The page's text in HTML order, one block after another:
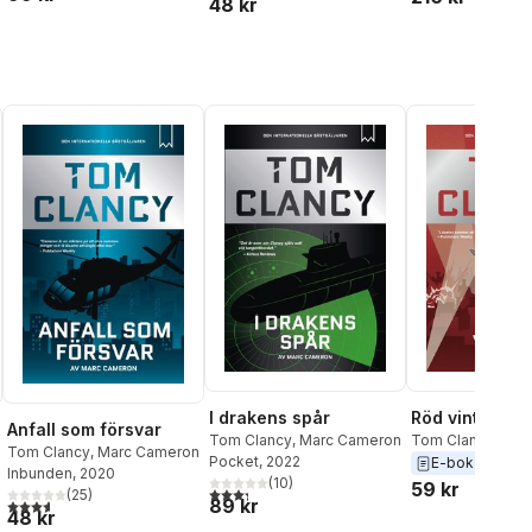
röster:
Anfall som försvar
Tom Clancy, Marc Cameron
Inbunden, 2020
3,6utav 5 stjärnor. Totalt antal röster:
(25)
48 kr
I drakens spår
Tom Clancy, Marc Cameron
Pocket, 2022
3,3utav 5 stjärnor. Totalt antal röster:
(10)
89 kr
Röd vinter
Tom Clancy
E-bok
59 kr